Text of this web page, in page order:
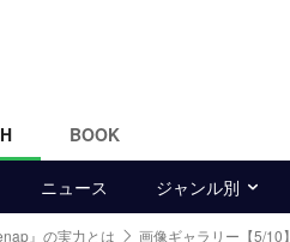
BOOK
ニュース ジャンル別
』の実力とは 画像ギャラリー【5/10】